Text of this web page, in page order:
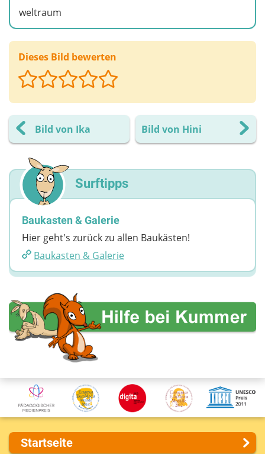
weltraum
Dieses Bild bewerten
Bild von Ika Bild von Hini
Surftipps
Baukasten & Galerie
Hier geht's zurück zu allen Baukästen!
Baukasten & Galerie
Startseite